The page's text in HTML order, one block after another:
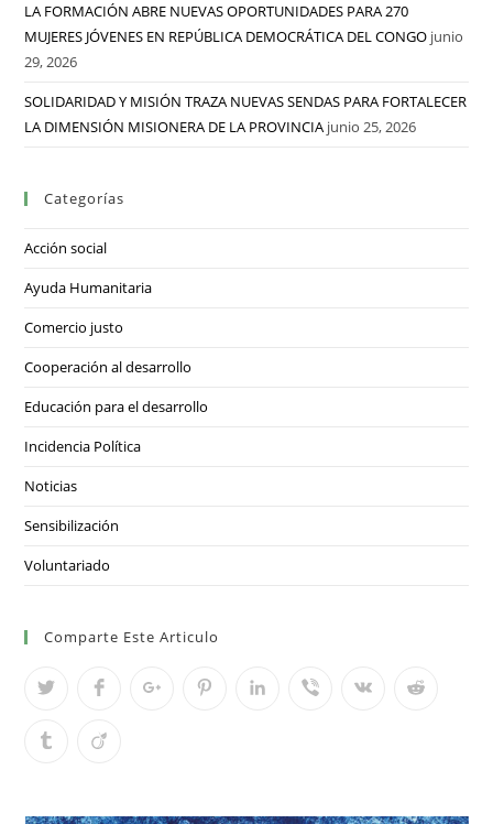
LA FORMACIÓN ABRE NUEVAS OPORTUNIDADES PARA 270
MUJERES JÓVENES EN REPÚBLICA DEMOCRÁTICA DEL CONGO junio
29, 2026
SOLIDARIDAD Y MISIÓN TRAZA NUEVAS SENDAS PARA FORTALECER
LA DIMENSIÓN MISIONERA DE LA PROVINCIA junio 25, 2026
Categorías
Acción social
Ayuda Humanitaria
Comercio justo
Cooperación al desarrollo
Educación para el desarrollo
Incidencia Política
Noticias
Sensibilización
Voluntariado
Comparte Este Articulo